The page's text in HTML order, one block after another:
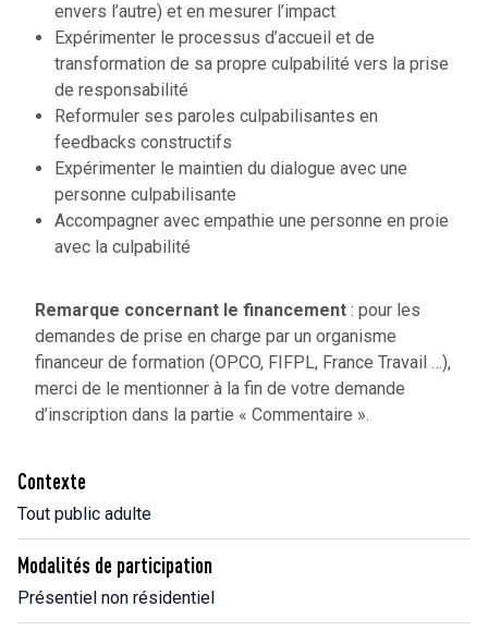
Contexte
Tout public adulte
Modalités de participation
Présentiel non résidentiel
envers l’autre) et en mesurer l’impact
Expérimenter le processus d’accueil et de
transformation de sa propre culpabilité vers la prise
de responsabilité
Reformuler ses paroles culpabilisantes en
feedbacks constructifs
Expérimenter le maintien du dialogue avec une
personne culpabilisante
Accompagner avec empathie une personne en proie
avec la culpabilité
Remarque concernant le financement : pour les
demandes de prise en charge par un organisme
financeur de formation (OPCO, FIFPL, France Travail …),
merci de le mentionner à la fin de votre demande
d’inscription dans la partie « Commentaire ».